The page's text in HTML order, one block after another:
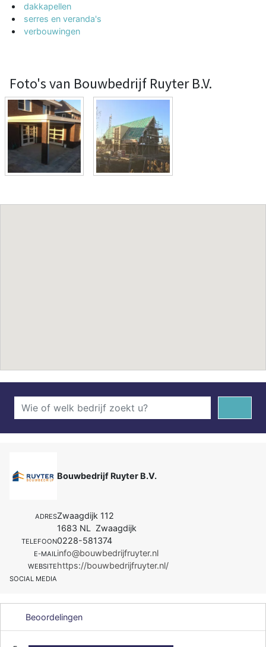
dakkapellen
serres en veranda's
verbouwingen
Foto's van Bouwbedrijf Ruyter B.V.
Bouwbedrijf Ruyter B.V.
ADRESZwaagdijk 112
1683 NL Zwaagdijk
TELEFOON0228-581374
E-MAILinfo@bouwbedrijfruyter.nl
WEBSITEhttps://bouwbedrijfruyter.nl/
SOCIAL MEDIA
Beoordelingen